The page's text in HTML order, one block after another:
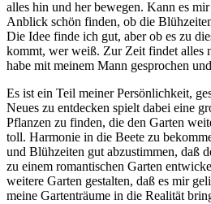
alles hin und her bewegen. Kann es
Anblick schön finden, ob die
Die Idee finde ich gut, aber ob es zu
kommt, wer weiß. Zur Zeit findet alles
habe mit meinem Mann gesprochen
Es ist ein Teil meiner Persönlichkeit,
Neues zu entdecken spielt dabei eine
Pflanzen zu finden, die den Garten
toll. Harmonie in die Beete zu
und Blühzeiten gut abzustimmen, daß
zu einem romantischen Garten
weitere Garten gestalten, daß es mir
meine Gartenträume in die Realität